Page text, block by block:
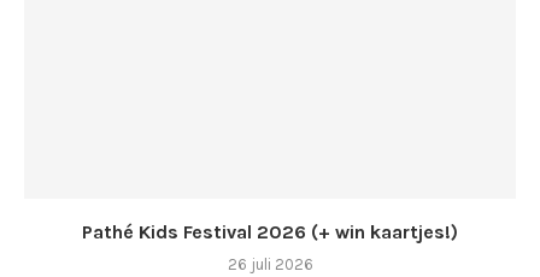
Pathé Kids Festival 2026 (+ win kaartjes!)
26 juli 2026